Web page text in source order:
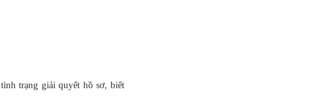
trạng giải quyết hồ sơ, biết